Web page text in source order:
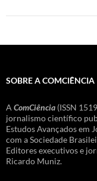
SOBRE A COMCIÊNCIA
A ComCiência (ISSN
jornalismo científico
Estudos Avançados em
com a Sociedade
Editores executivos e
Ricardo Muniz.